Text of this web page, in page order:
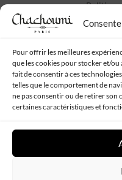
Pour offrir les meilleures
que les cookies pour stocker et/
fait de consentir à ces
telles que le comportement de
ne pas consentir ou de retirer son
certaines caractéristiques et
Politique
Chachoumi Tous droits